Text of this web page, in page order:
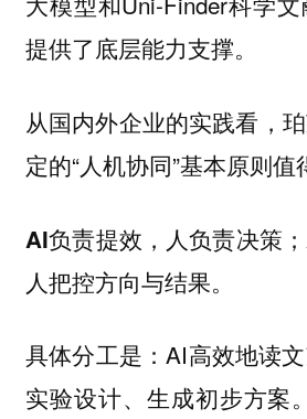
提供了底层能力支撑。
从国内外企业的实践看，
定的“人机协同”基本原则值
AI负责提效，人负责决策
人把控方向与结果。
具体分工是：AI高效地读
实验设计、生成初步方案